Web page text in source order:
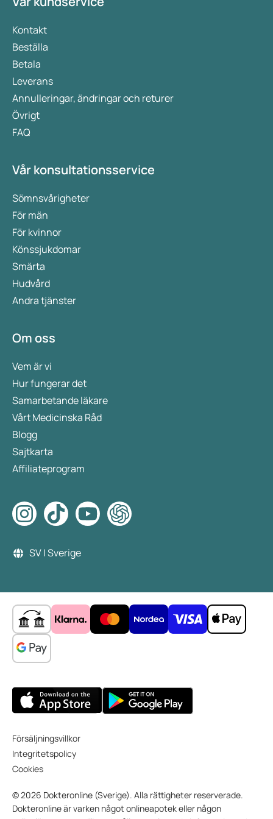
Kontakt
Beställa
Betala
Leverans
Annulleringar, ändringar och returer
Övrigt
FAQ
Vår konsultationsservice
Sömnsvårigheter
För män
För kvinnor
Könssjukdomar
Smärta
Hudvård
Andra tjänster
Om oss
Vem är vi
Hur fungerar det
Samarbetande läkare
Vårt Medicinska Råd
Blogg
Sajtkarta
Affiliateprogram
SV | Sverige
Försäljningsvillkor
Integritetspolicy
Cookies
© 2026 Dokteronline (Sverige). Alla rättigheter reserverade.
Dokteronline är varken något onlineapotek eller någon